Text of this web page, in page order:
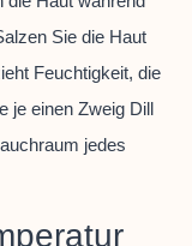
Sie die Haut
Feuchtigkeit, die
je einen Zweig Dill
jedes